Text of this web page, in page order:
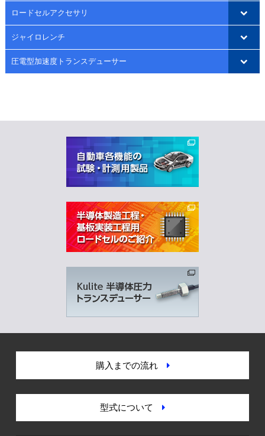
ロードセルアクセサリ
ジャイロレンチ
圧電型加速度トランスデューサー
購入までの流れ
型式について